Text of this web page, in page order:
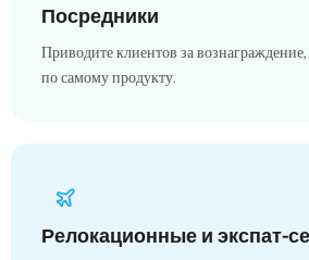
Посредники
Приводите клиентов за
по самому продукту.
Релокационные и экспат-